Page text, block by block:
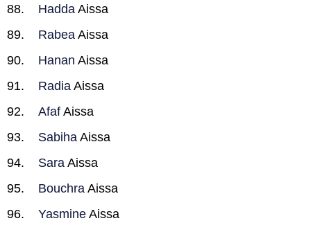
Hadda Aissa
Rabea Aissa
Hanan Aissa
Radia Aissa
Afaf Aissa
Sabiha Aissa
Sara Aissa
Bouchra Aissa
Yasmine Aissa